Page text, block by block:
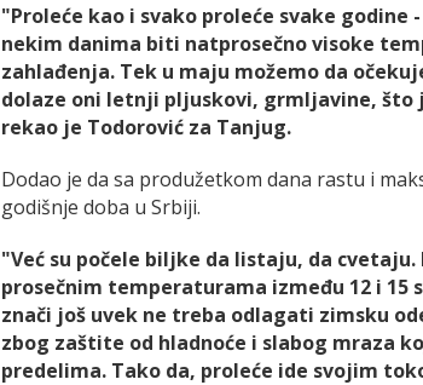
"Proleće kao i svako proleće svake
nekim danima biti natprosečno visoke
zahlađenja. Tek u maju možemo da
dolaze oni letnji pljuskovi, grmljavine,
rekao je Todorović za Tanjug.
Dodao je da sa produžetkom dana rastu i
godišnje doba u Srbiji.
"Već su počele biljke da listaju, da
prosečnim temperaturama između 12 i
znači još uvek ne treba odlagati zimsku
zbog zaštite od hladnoće i slabog mraza
predelima. Tako da, proleće ide svojim